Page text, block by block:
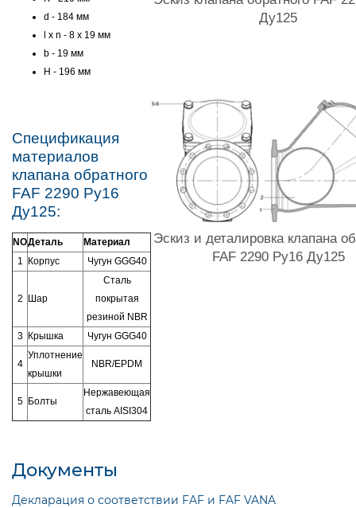
d - 184 мм
l x n - 8 x 19 мм
b - 19 мм
H - 196 мм
Ду125
Спецификация
материалов
клапана обратного
FAF 2290 Ру16
Ду125:
NOДеталь
Материал
1
Корпус Чугун GGG40
2 Шар
Сталь
покрытая
резиной NBR
3 Крышка Чугун GGG40
4
Уплотнение
крышки
NBR/EPDM
5 Болты
Нержавеющая
сталь AISI304
Эскиз и деталировка клапана
FAF 2290 Ру16 Ду125
Документы
Декларация о соответствии FAF и FAF VANA